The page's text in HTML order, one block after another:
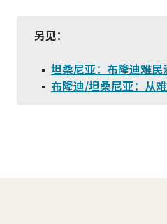
另见：
坦桑尼亚：布隆迪难
布隆迪/坦桑尼亚：从